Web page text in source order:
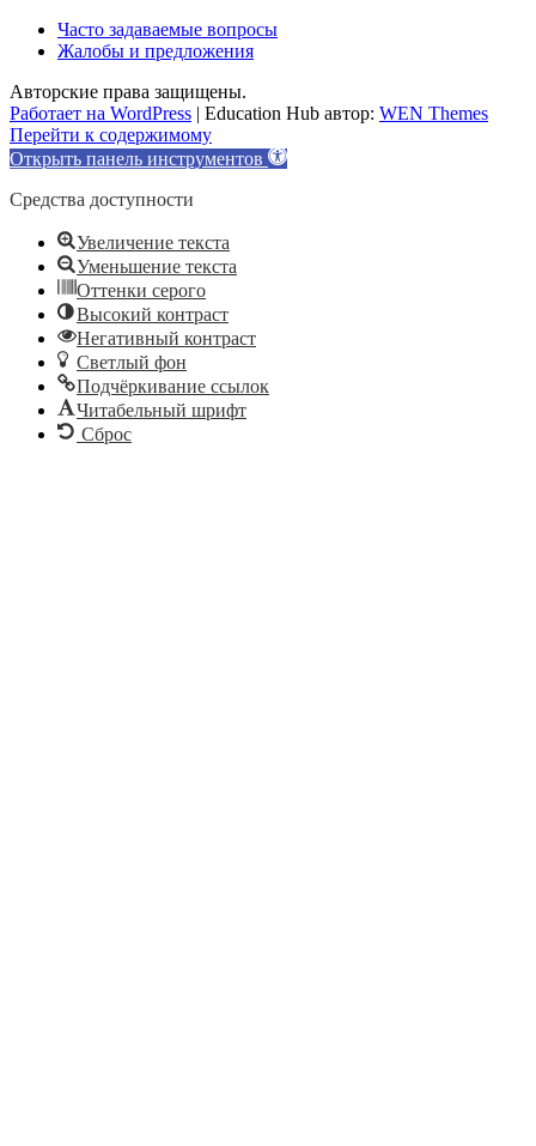
Часто задаваемые вопросы
Жалобы и предложения
Авторские права защищены.
Работает на WordPress | Education Hub автор: WEN Themes
Перейти к содержимому
Открыть панель инструментов
Средства доступности
Увеличение текста
Уменьшение текста
Оттенки серого
Высокий контраст
Негативный контраст
Светлый фон
Подчёркивание ссылок
Читабельный шрифт
Сброс